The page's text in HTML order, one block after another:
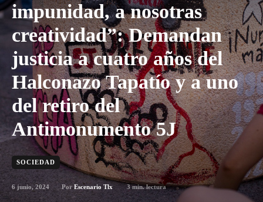
impunidad, a nosotras
creatividad”: Demandan
justicia a cuatro años del
Halconazo Tapatío y a uno
del retiro del
Antimonumento 5J
SOCIEDAD
6 junio, 2024 Por Escenario Tlx 3min. lectura